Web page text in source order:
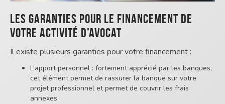
Les garanties pour le financement de
votre activité d’avocat
Il existe plusieurs garanties pour votre financement :
L’apport personnel : fortement apprécié par les banques,
cet élément permet de rassurer la banque sur votre
projet professionnel et permet de couvrir les frais
annexes